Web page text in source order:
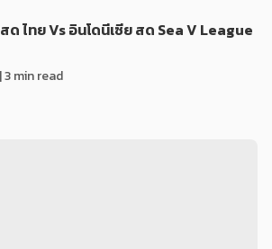
ไทย Vs อินโดนีเซีย สด Sea V League
| 3 min read